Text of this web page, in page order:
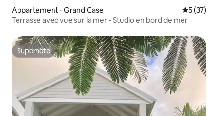
Appartement ⋅ Grand Case
5 (37)
Terrasse avec vue sur la mer - Studio en bord de mer
Superhôte
Superhôte